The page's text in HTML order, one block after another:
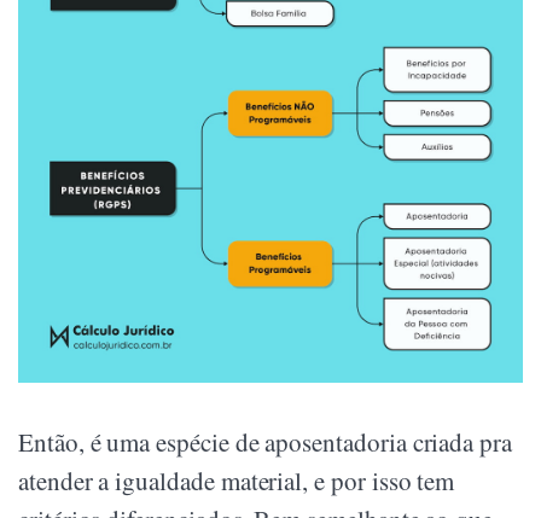
Então, é uma espécie de aposentadoria criada pra
atender a igualdade material, e por isso tem